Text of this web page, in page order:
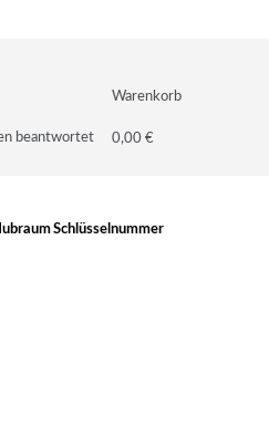
beantwortet
Warenkorb
0,00 €
Schlüsselnummer